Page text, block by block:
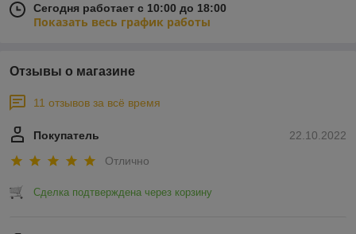
Сегодня работает с 10:00 до 18:00
Показать весь график работы
Отзывы о магазине
11 отзывов за всё время
22.10.2022
Покупатель
Отлично
Сделка подтверждена через корзину